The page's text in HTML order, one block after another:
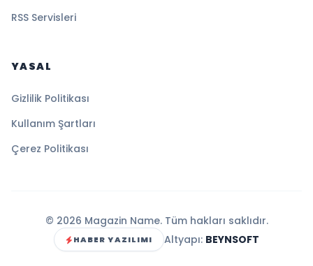
RSS Servisleri
YASAL
Gizlilik Politikası
Kullanım Şartları
Çerez Politikası
© 2026 Magazin Name. Tüm hakları saklıdır.
HABER YAZILIMI Altyapı: BEYNSOFT